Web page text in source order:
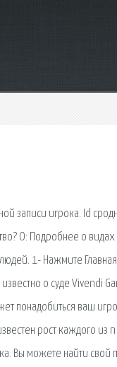
записи игрока. Id
О: Подробнее о
людей. 1- Нажмите
о суде Vivendi
ваш
рост каждого из
Вы можете найти свой